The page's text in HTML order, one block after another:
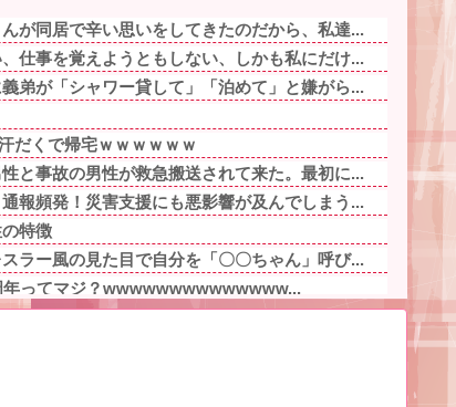
が同居で辛い思いをしてきたのだから、私達...
仕事を覚えようともしない、しかも私にだけ...
弟が「シャワー貸して」「泊めて」と嫌がら...
だくで帰宅ｗｗｗｗｗｗ
と事故の男性が救急搬送されて来た。最初に...
報頻発！災害支援にも悪影響が及んでしまう...
特徴
ラー風の見た目で自分を「〇〇ちゃん」呼び...
年ってマジ？wwwwwwwwwwwwww...
・・他
僚、異例の左遷ｗｗｗｗｗｗｗｗ他